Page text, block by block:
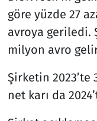
göre yüzde 27
avroya geriledi.
milyon avro
Şirketin 2023’te
net karı da